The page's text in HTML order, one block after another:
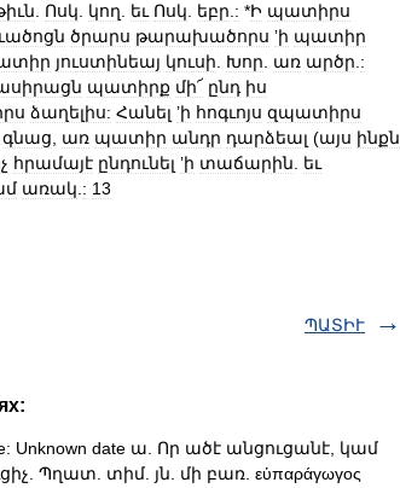
Ոսկ կող եւ Ոսկ եբր : *Ի պատիրս
ծրարս թարախածորս ʼի պատիր
յուստինեայ կուսի Խոր առ արծր :
պատիրք մի՜ ընդ իս
ձաղելիս: Հանել ʼի հոգւոյս զպատիրս
գնաց առ պատիր անդր դարձեալ (այս ինքն
հրամայէ ընդունել ʼի տաճարին
եւ
առակ : 13
ՊԱՏԻՒ
Unknown date ա. Որ ածէ անցուցանէ, կամ
Պղատ. տիմ. յն. մի բառ. εὑπαράγωγος